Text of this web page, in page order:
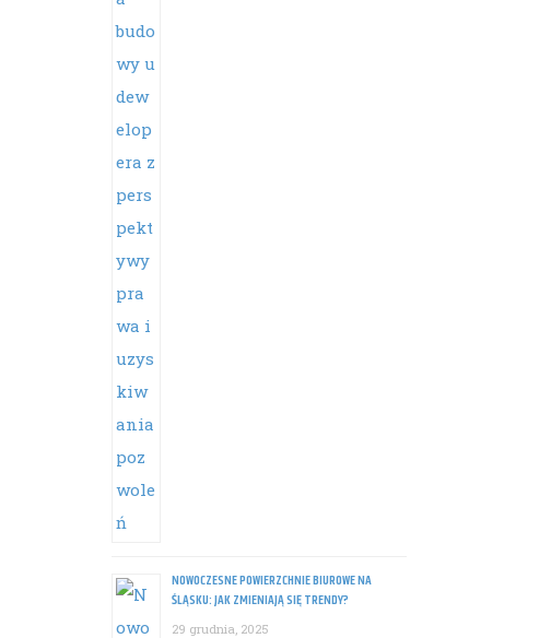
NOWOCZESNE POWIERZCHNIE BIUROWE NA
ŚLĄSKU: JAK ZMIENIAJĄ SIĘ TRENDY?
29 grudnia, 2025